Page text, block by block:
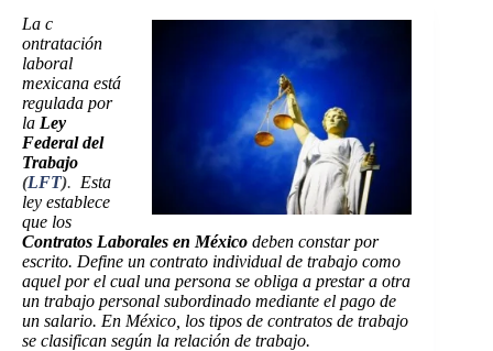
La c
ontratación
laboral
mexicana está
regulada por
la Ley
Federal del
Trabajo
(LFT). Esta
ley establece
que los
Contratos Laborales en México deben constar por
escrito. Define un contrato individual de trabajo como
aquel por el cual una persona se obliga a prestar a otra
un trabajo personal subordinado mediante el pago de
un salario. En México, los tipos de contratos de trabajo
se clasifican según la relación de trabajo.